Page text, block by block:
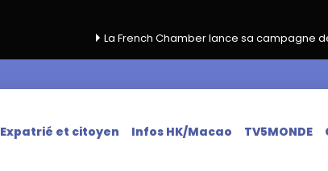
La French Chamber lance sa campagne de renouvellement
Expatrié et citoyen Infos HK/Macao TV5MONDE